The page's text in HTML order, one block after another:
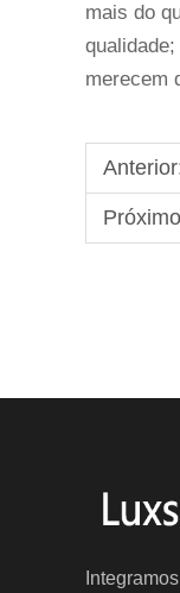
mais do
merecem